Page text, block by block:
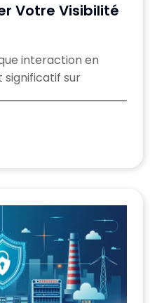
Votre Visibilité
interaction en
significatif sur